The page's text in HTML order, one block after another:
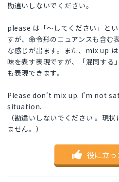
勘違いしないでください。
please は「〜してください」と
すが、命令形のニュアンスも含む
な感じが出ます。また、mix up
味を表す表現ですが、「混同する
も表現できます。
Please don't mix up. I’m not
situation.
（勘違いしないでください 。現
ません。）
役に立っ